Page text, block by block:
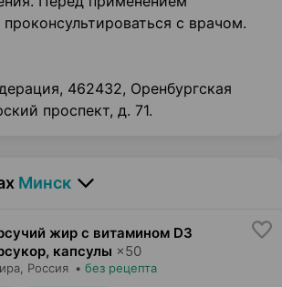
с врачом.
462432, Оренбургская
проспект, д. 71.
Минск
жир с витамином D3
капсулы ×50
, Россия • без рецепта